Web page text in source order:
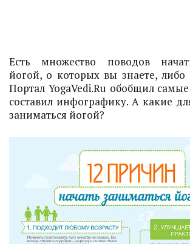
Есть множество поводов
йогой, о которых вы знаете, либо
Портал YogaVedi.Ru обобщил
составил инфографику. А какие
заниматься йогой?